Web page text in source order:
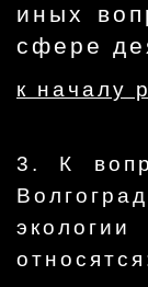
иных
сфере
к началу
3. К